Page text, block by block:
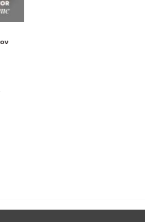
Σήμερα το πρώτο
Με διπλή προπόνηση
προετοιμασία του
Roosendaal, πριν το